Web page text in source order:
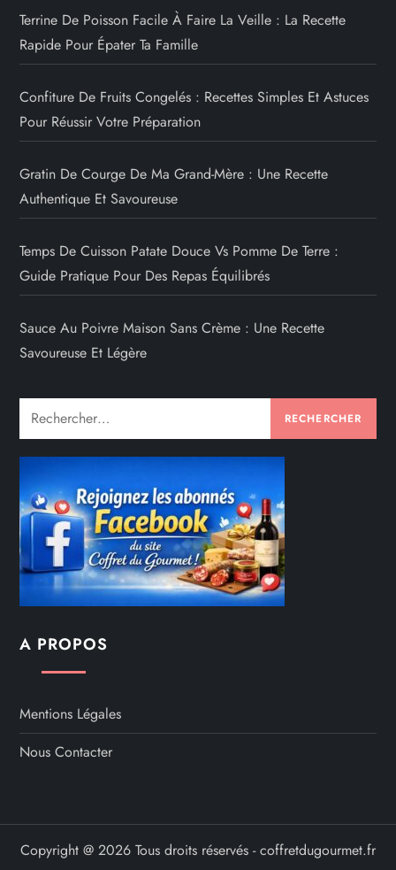
Terrine De Poisson Facile À Faire La Veille : La Recette
Rapide Pour Épater Ta Famille
Confiture De Fruits Congelés : Recettes Simples Et Astuces
Pour Réussir Votre Préparation
Gratin De Courge De Ma Grand-Mère : Une Recette
Authentique Et Savoureuse
Temps De Cuisson Patate Douce Vs Pomme De Terre :
Guide Pratique Pour Des Repas Équilibrés
Sauce Au Poivre Maison Sans Crème : Une Recette
Savoureuse Et Légère
Rechercher :
A PROPOS
Mentions Légales
Nous Contacter
Copyright @ 2026 Tous droits réservés - coffretdugourmet.fr